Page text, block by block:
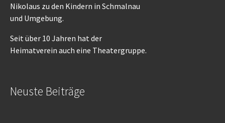
Nikolaus zu den Kindern in Schmalnau
und Umgebung.
Seit über 10 Jahren hat der
Heimatverein auch eine Theatergruppe.
Neuste Beiträge